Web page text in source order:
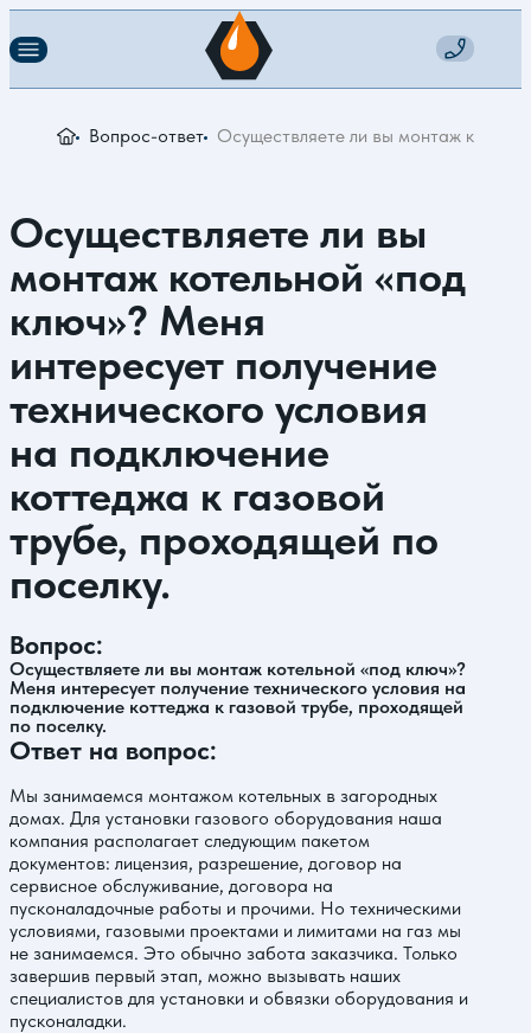
Вопрос-ответ Осуществляете ли вы монтаж
Осуществляете ли вы
монтаж котельной «под
ключ»? Меня
интересует получение
технического условия
на подключение
коттеджа к газовой
трубе, проходящей по
поселку.
Вопрос:
Осуществляете ли вы монтаж котельной «под ключ»?
Меня интересует получение технического условия на
подключение коттеджа к газовой трубе, проходящей
по поселку.
Ответ на вопрос:
Мы занимаемся монтажом котельных в загородных
домах. Для установки газового оборудования наша
компания располагает следующим пакетом
документов: лицензия, разрешение, договор на
сервисное обслуживание, договора на
пусконаладочные работы и прочими. Но техническими
условиями, газовыми проектами и лимитами на газ мы
не занимаемся. Это обычно забота заказчика. Только
завершив первый этап, можно вызывать наших
специалистов для установки и обвязки оборудования и
пусконаладки.